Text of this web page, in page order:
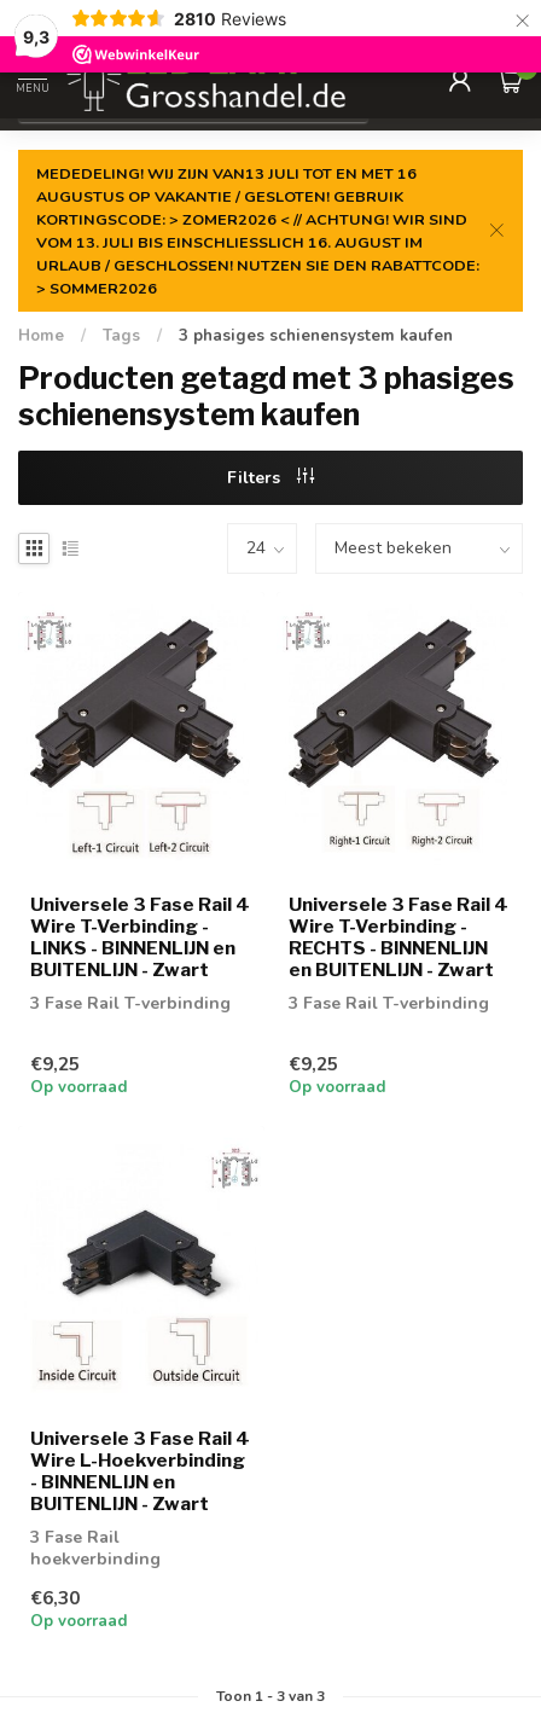
9,3
2810 Reviews ×
Gegarandeerde delaagste prijs
MENU
0
MEDEDELING! WIJ ZIJN VAN13 JULI TOT EN MET 16
AUGUSTUS OP VAKANTIE / GESLOTEN! GEBRUIK
KORTINGSCODE: > ZOMER2026 < // ACHTUNG! WIR SIND
VOM 13. JULI BIS EINSCHLIESSLICH 16. AUGUST IM
URLAUB / GESCHLOSSEN! NUTZEN SIE DEN RABATTCODE:
> SOMMER2026
Home / Tags / 3 phasiges schienensystem kaufen
Producten getagd met 3 phasiges
schienensystem kaufen
Filters
Universele 3 Fase Rail 4
Wire T-Verbinding -
LINKS - BINNENLIJN en
BUITENLIJN - Zwart
3 Fase Rail T-verbinding
€9,25
Op voorraad
Universele 3 Fase Rail 4
Wire T-Verbinding -
RECHTS - BINNENLIJN
en BUITENLIJN - Zwart
3 Fase Rail T-verbinding
€9,25
Op voorraad
Universele 3 Fase Rail 4
Wire L-Hoekverbinding
- BINNENLIJN en
BUITENLIJN - Zwart
3 Fase Rail
hoekverbinding
€6,30
Op voorraad
Toon 1-3van 3